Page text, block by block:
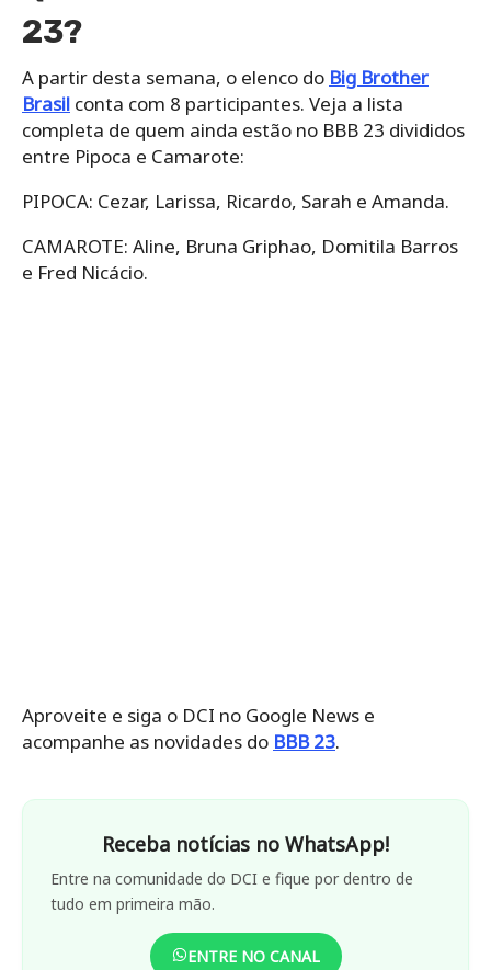
23?
A partir desta semana, o elenco do Big Brother
Brasil conta com 8 participantes. Veja a lista
completa de quem ainda estão no BBB 23 divididos
entre Pipoca e Camarote:
PIPOCA: Cezar, Larissa, Ricardo, Sarah e Amanda.
CAMAROTE: Aline, Bruna Griphao, Domitila Barros
e Fred Nicácio.
Aproveite e siga o DCI no Google News e
acompanhe as novidades do BBB 23.
Receba notícias no WhatsApp!
Entre na comunidade do DCI e fique por dentro de
tudo em primeira mão.
ENTRE NO CANAL